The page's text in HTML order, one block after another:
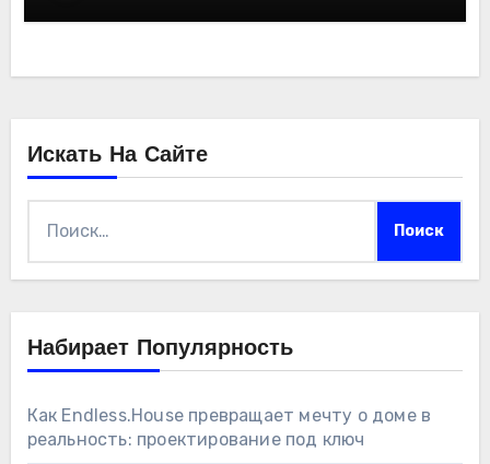
Искать На Сайте
Набирает Популярность
Как Endless.House превращает мечту о доме в
реальность: проектирование под ключ